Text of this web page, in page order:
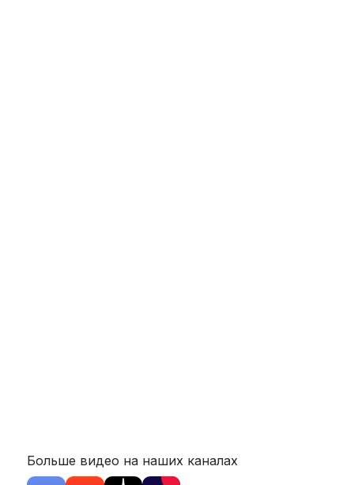
Больше видео на наших каналах